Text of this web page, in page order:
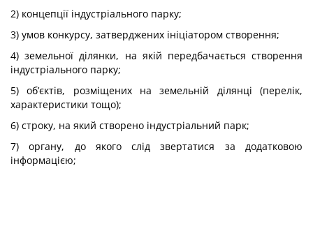
2) концепції індустріального парку;
3) умов конкурсу, затверджених ініціатором створення;
4) земельної ділянки, на якій передбачається створення
індустріального парку;
5) об’єктів, розміщених на земельній ділянці (перелік,
характеристики тощо);
6) строку, на який створено індустріальний парк;
7) органу, до якого слід звертатися за додатковою
інформацією;